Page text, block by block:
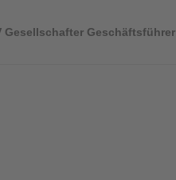
Gesellschafter Geschäftsführer